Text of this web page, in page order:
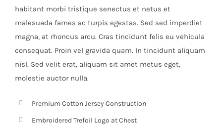
habitant morbi tristique senectus et netus et
malesuada fames ac turpis egestas. Sed sed imperdiet
magna, at rhoncus arcu. Cras tincidunt felis eu vehicula
consequat. Proin vel gravida quam. In tincidunt aliquam
nisl. Sed velit erat, aliquam sit amet metus eget,
molestie auctor nulla.
Premium Cotton Jersey Construction
Embroidered Trefoil Logo at Chest